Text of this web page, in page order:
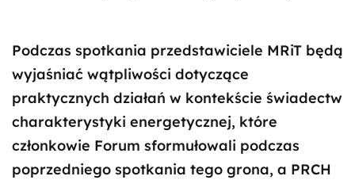
Podczas spotkania przedstawiciele MRiT będą
wyjaśniać wątpliwości dotyczące
praktycznych działań w kontekście świadectw
charakterystyki energetycznej, które
członkowie Forum sformułowali podczas
poprzedniego spotkania tego grona, a PRCH